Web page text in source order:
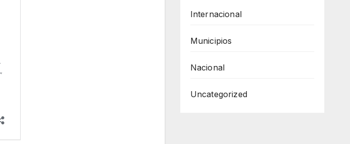
Internacional
Municipios
Nacional
Uncategorized